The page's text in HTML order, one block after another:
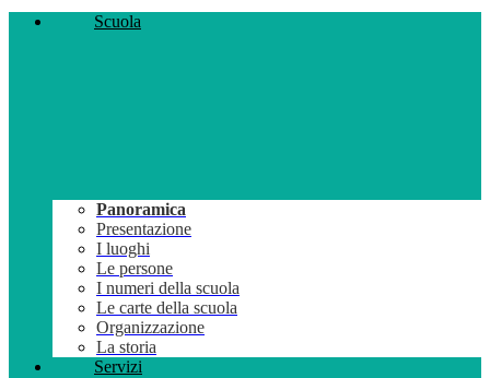
Scuola
Panoramica
Presentazione
I luoghi
Le persone
I numeri della scuola
Le carte della scuola
Organizzazione
La storia
Servizi